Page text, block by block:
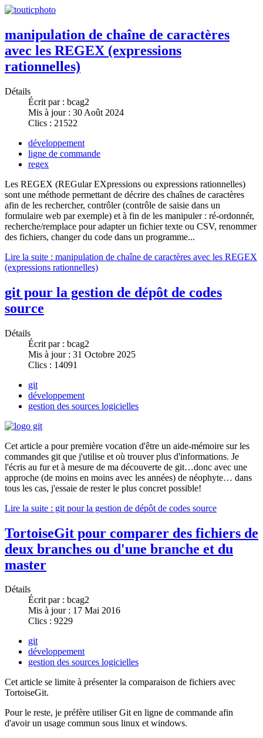
manipulation de chaîne de caractères
avec les REGEX (expressions
rationnelles)
Détails
Écrit par : bcag2
Mis à jour : 30 Août 2024
Clics : 21522
développement
ligne de commande
regex
Les REGEX (REGular EXpressions ou expressions rationnelles)
sont une méthode permettant de décrire des chaînes de caractères
afin de les rechercher, contrôler (contrôle de saisie dans un
formulaire web par exemple) et à fin de les manipuler : ré-ordonnér,
recherche/remplace pour adapter un fichier texte ou CSV, renommer
des fichiers, changer du code dans un programme...
Lire la suite : manipulation de chaîne de caractères avec les REGEX
(expressions rationnelles)
git pour la gestion de dépôt de codes
source
Détails
Écrit par : bcag2
Mis à jour : 31 Octobre 2025
Clics : 14091
git
développement
gestion des sources logicielles
Cet article a pour première vocation d'être un aide-mémoire sur les
commandes git que j'utilise et où trouver plus d'informations. Je
l'écris au fur et à mesure de ma découverte de git…donc avec une
approche (de moins en moins avec les années) de néophyte… dans
tous les cas, j'essaie de rester le plus concret possible!
Lire la suite : git pour la gestion de dépôt de codes source
TortoiseGit pour comparer des fichiers de
deux branches ou d'une branche et du
master
Détails
Écrit par : bcag2
Mis à jour : 17 Mai 2016
Clics : 9229
git
développement
gestion des sources logicielles
Cet article se limite à présenter la comparaison de fichiers avec
TortoiseGit.
Pour le reste, je préfère utiliser Git en ligne de commande afin
d'avoir un usage commun sous linux et windows.